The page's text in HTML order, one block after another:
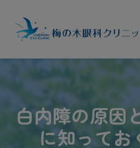
白内障の原因
に知ってお